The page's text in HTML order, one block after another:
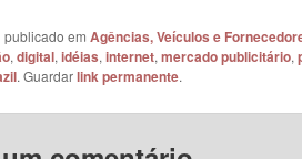
publicado em Agências, Veículos e
, digital, idéias, internet, mercado publicitário,
. Guardarlink permanente.